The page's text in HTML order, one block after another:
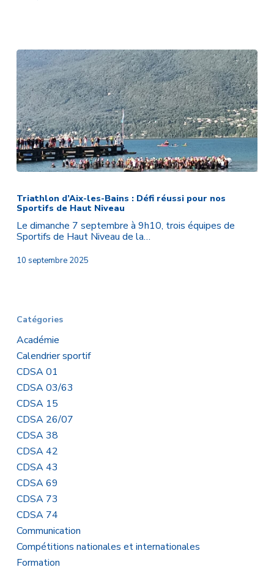
Adapté
les-
Bains
:
Défi
réussi
pour
nos
Triathlon d’Aix-les-Bains : Défi réussi pour nos
Sportifs de Haut Niveau
Le dimanche 7 septembre à 9h10, trois équipes de
Sportifs de Haut Niveau de la…
10 septembre 2025
Catégories
Académie
Calendrier sportif
CDSA 01
CDSA 03/63
CDSA 15
CDSA 26/07
CDSA 38
CDSA 42
CDSA 43
CDSA 69
CDSA 73
CDSA 74
Communication
Compétitions nationales et internationales
Formation